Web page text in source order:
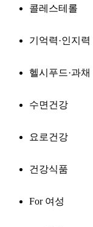
콜레스테롤
기억력·인지력
헬시푸드·과채
수면건강
요로건강
건강식품
For 여성